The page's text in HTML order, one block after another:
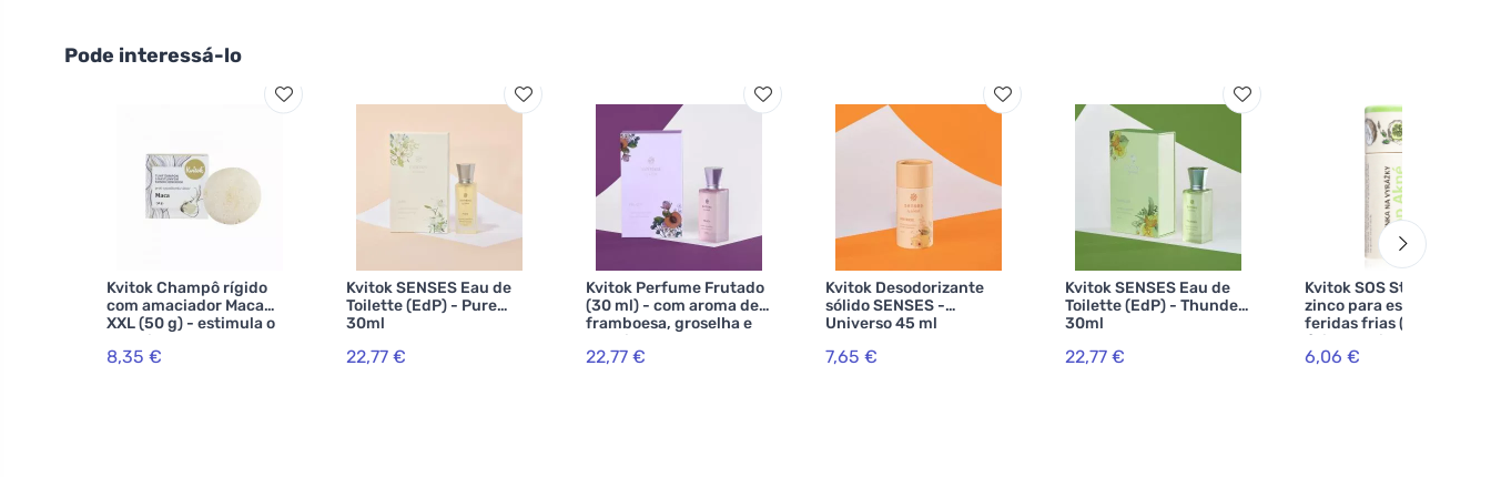
Pode interessá-lo
Kvitok Champô rígido
com amaciador Maca
XXL (50 g) - estimula o
crescimento do cabelo
8,35 €
Kvitok SENSES Eau de
Toilette (EdP) - Pure
30ml
22,77 €
Kvitok Perfume Frutado
(30 ml) - com aroma de
framboesa, groselha e
baunilha
22,77 €
Kvitok Desodorizante
sólido SENSES -
Universo 45 ml
7,65 €
Kvitok SENSES Eau de
Toilette (EdP) - Thunder
30ml
22,77 €
Kvitok SOS Stick de
zinco para espinhas e
feridas frias (8 ml) - com
óxido de zinco
6,06 €